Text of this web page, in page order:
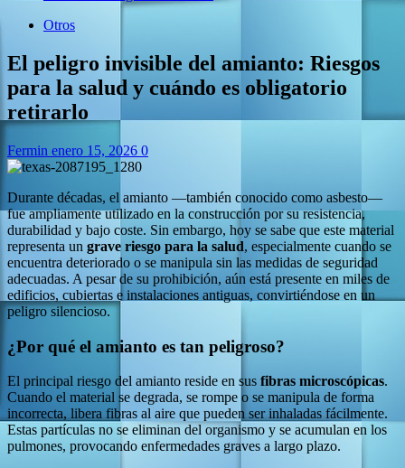
Otros
El peligro invisible del amianto: Riesgos
para la salud y cuándo es obligatorio
retirarlo
Fermin enero 15, 2026 0
Durante décadas, el amianto —también conocido como asbesto—
fue ampliamente utilizado en la construcción por su resistencia,
durabilidad y bajo coste. Sin embargo, hoy se sabe que este material
representa un grave riesgo para la salud, especialmente cuando se
encuentra deteriorado o se manipula sin las medidas de seguridad
adecuadas. A pesar de su prohibición, aún está presente en miles de
edificios, cubiertas e instalaciones antiguas, convirtiéndose en un
peligro silencioso.
¿Por qué el amianto es tan peligroso?
El principal riesgo del amianto reside en sus fibras microscópicas.
Cuando el material se degrada, se rompe o se manipula de forma
incorrecta, libera fibras al aire que pueden ser inhaladas fácilmente.
Estas partículas no se eliminan del organismo y se acumulan en los
pulmones, provocando enfermedades graves a largo plazo.